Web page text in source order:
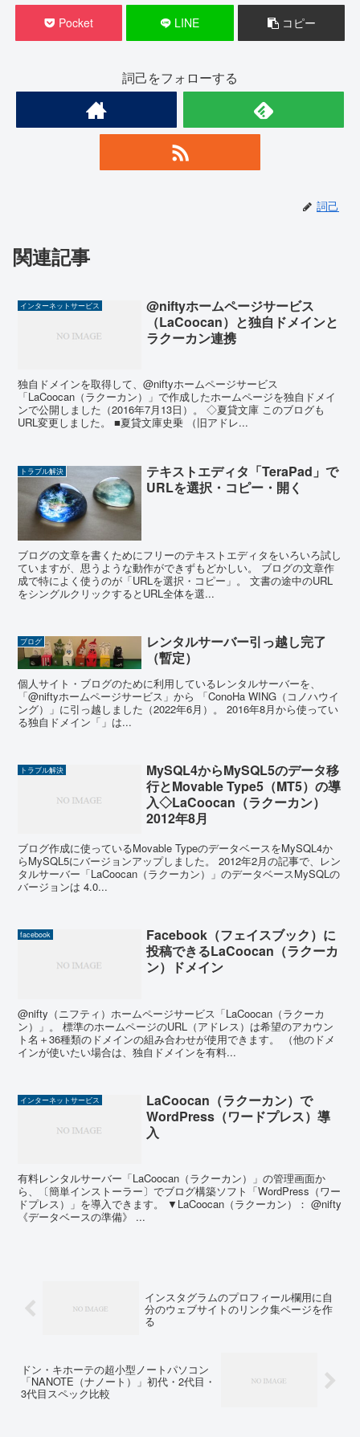
Pocket LINE コピー
詞己をフォローする
詞己
関連記事
インターネットサービス
@niftyホームページサービス
（LaCoocan）と独自ドメインと
ラクーカン連携
独自ドメインを取得して、@niftyホームページサービス
「LaCoocan（ラクーカン）」で作成したホームページを独自ドメイ
ンで公開しました（2016年7月13日）。 ◇夏貸文庫 このブログも
URL変更しました。 ■夏貸文庫史乗 （旧アドレ...
トラブル解決
テキストエディタ「TeraPad」で
URLを選択・コピー・開く
ブログの文章を書くためにフリーのテキストエディタをいろいろ試し
ていますが、思うような動作ができずもどかしい。 ブログの文章作
成で特によく使うのが「URLを選択・コピー」。 文書の途中のURL
をシングルクリックするとURL全体を選...
ブログ
レンタルサーバー引っ越し完了
（暫定）
個人サイト・ブログのために利用しているレンタルサーバーを、
「@niftyホームページサービス」から 「ConoHa WING（コノハウイ
ング）」に引っ越しました（2022年6月）。 2016年8月から使ってい
る独自ドメイン「」は...
トラブル解決
MySQL4からMySQL5のデータ移
行とMovable Type5（MT5）の導
入◇LaCoocan（ラクーカン）
2012年8月
ブログ作成に使っているMovable TypeのデータベースをMySQL4か
らMySQL5にバージョンアップしました。 2012年2月の記事で、レン
タルサーバー「LaCoocan（ラクーカン）」のデータベースMySQLの
バージョンは 4.0...
facebook
Facebook（フェイスブック）に
投稿できるLaCoocan（ラクーカ
ン）ドメイン
@nifty（ニフティ）ホームページサービス「LaCoocan（ラクーカ
ン）」。 標準のホームページのURL（アドレス）は希望のアカウン
ト名＋36種類のドメインの組み合わせが使用できます。 （他のドメ
インが使いたい場合は、独自ドメインを有料...
インターネットサービス
LaCoocan（ラクーカン）で
WordPress（ワードプレス）導
入
有料レンタルサーバー「LaCoocan（ラクーカン）」の管理画面か
ら、〔簡単インストーラー〕でブログ構築ソフト「WordPress（ワー
ドプレス）」を導入できます。 ▼LaCoocan（ラクーカン）： @nifty
《データベースの準備》 ...
インスタグラムのプロフィール欄用に自
分のウェブサイトのリンク集ページを作
る
ドン・キホーテの超小型ノートパソコン
「NANOTE（ナノート）」初代・2代目・
3代目スペック比較